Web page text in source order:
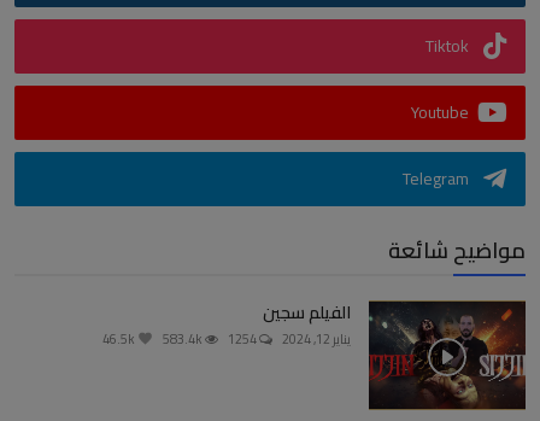
Tiktok
Youtube
Telegram
مواضيح شائعة
الفيلم سجين
يناير 12, 2024